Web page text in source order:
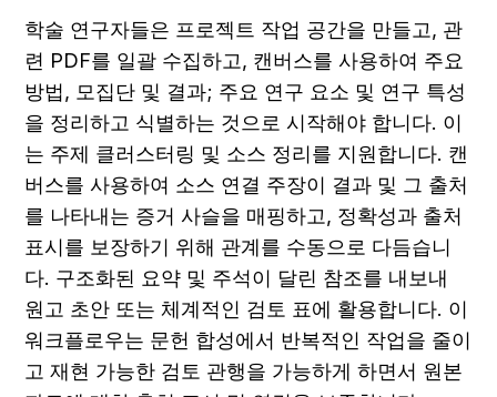
학술 연구자들은 프로젝트 작업 공간을 만들고, 관
련 PDF를 일괄 수집하고, 캔버스를 사용하여 주요
방법, 모집단 및 결과; 주요 연구 요소 및 연구 특성
을 정리하고 식별하는 것으로 시작해야 합니다. 이
는 주제 클러스터링 및 소스 정리를 지원합니다. 캔
버스를 사용하여 소스 연결 주장이 결과 및 그 출처
를 나타내는 증거 사슬을 매핑하고, 정확성과 출처
표시를 보장하기 위해 관계를 수동으로 다듬습니
다. 구조화된 요약 및 주석이 달린 참조를 내보내
원고 초안 또는 체계적인 검토 표에 활용합니다. 이
워크플로우는 문헌 합성에서 반복적인 작업을 줄이
고 재현 가능한 검토 관행을 가능하게 하면서 원본